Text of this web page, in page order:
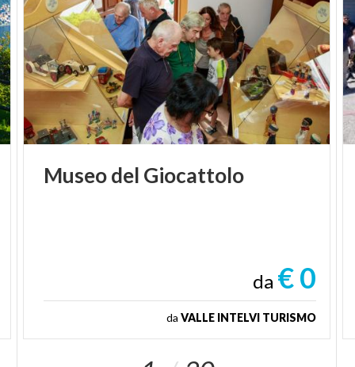
Museodel Giocattolo
da € 0
da VALLE INTELVI TURISMO